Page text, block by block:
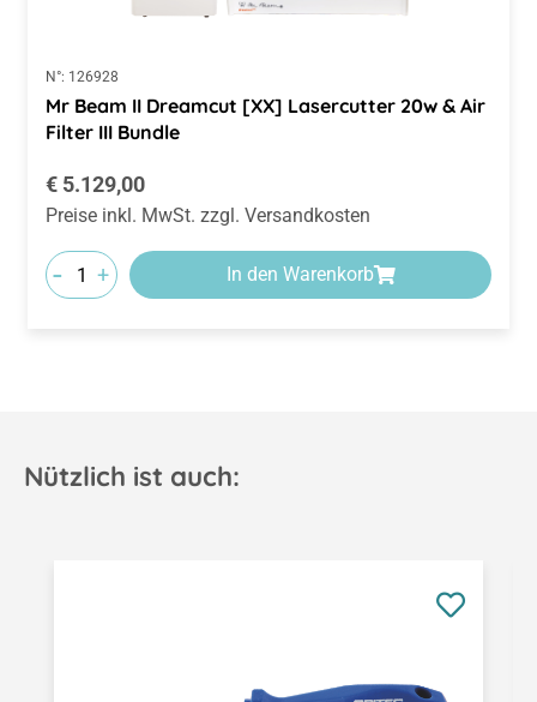
N°: 126928
Mr Beam II Dreamcut [XX] Lasercutter 20w & Air
Filter III Bundle
Regulärer Preis:
€ 5.129,00
Preise inkl. MwSt. zzgl. Versandkosten
- + In den Warenkorb
Nützlich ist auch: